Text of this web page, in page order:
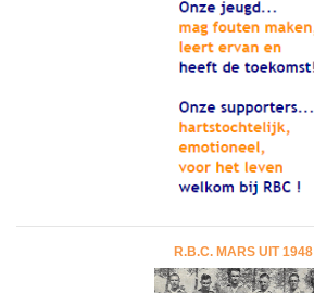
R.B.C. MARS UIT 1948